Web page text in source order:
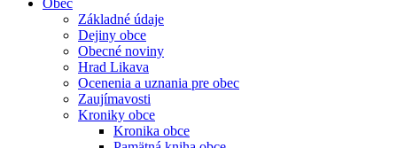
Obec
Základné údaje
Dejiny obce
Obecné noviny
Hrad Likava
Ocenenia a uznania pre obec
Zaujímavosti
Kroniky obce
Kronika obce